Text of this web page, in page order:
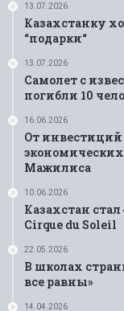
13.07.2026
Казахстанку
“подарки“
13.07.2026
Самолет с
погибли 10
16.06.2026
От
Мажилиса
10.06.2026
Казахстан
Cirque du Soleil
22.05.2026
В школах
все равны»
14.04.2026